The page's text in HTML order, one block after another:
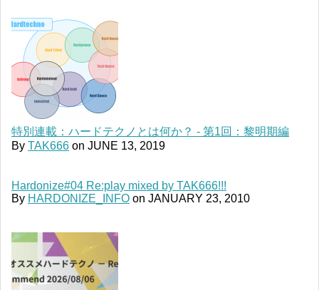
特別連載：ハードテクノとは何か？ - 第1回：黎明期編
By TAK666 on JUNE 13, 2019
Hardonize#04 Re:play mixed by TAK666!!!
By HARDONIZE_INFO on JANUARY 23, 2010